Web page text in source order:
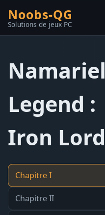
Noobs-QG
Solutions de jeux PC
Namariel
Legend :
Iron Lord
Chapitre I
Chapitre II